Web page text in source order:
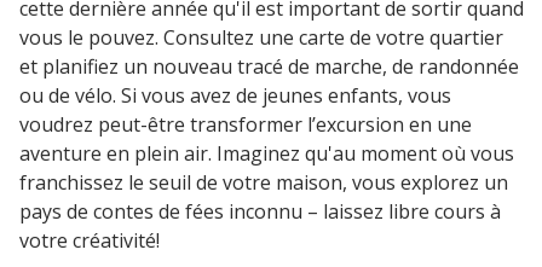
cette dernière année qu'il est important de sortir quand
vous le pouvez. Consultez une carte de votre quartier
et planifiez un nouveau tracé de marche, de randonnée
ou de vélo. Si vous avez de jeunes enfants, vous
voudrez peut-être transformer l’excursion en une
aventure en plein air. Imaginez qu'au moment où vous
franchissez le seuil de votre maison, vous explorez un
pays de contes de fées inconnu – laissez libre cours à
votre créativité!